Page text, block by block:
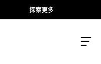
探索更多